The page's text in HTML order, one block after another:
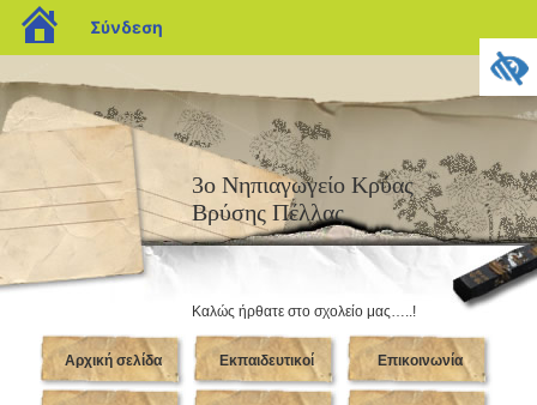
blogs.sch.gr
Σύνδεση
3ο Νηπιαγωγείο Κρύας
Βρύσης Πέλλας
Καλώς ήρθατε στο σχολείο μας…..!
Αρχική σελίδα Εκπαιδευτικοί Επικοινωνία